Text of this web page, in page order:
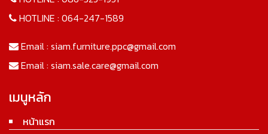
HOTLINE : 064-247-1589
Email : siam.furniture.ppc@gmail.com
Email : siam.sale.care@gmail.com
เมนูหลัก
หน้าแรก